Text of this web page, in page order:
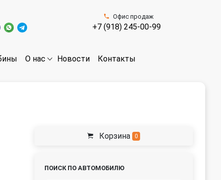
Офис продаж
+7 (918) 245-00-99
О нас Новости Контакты
Корзина 0
ПОИСК ПО АВТОМОБИЛЮ